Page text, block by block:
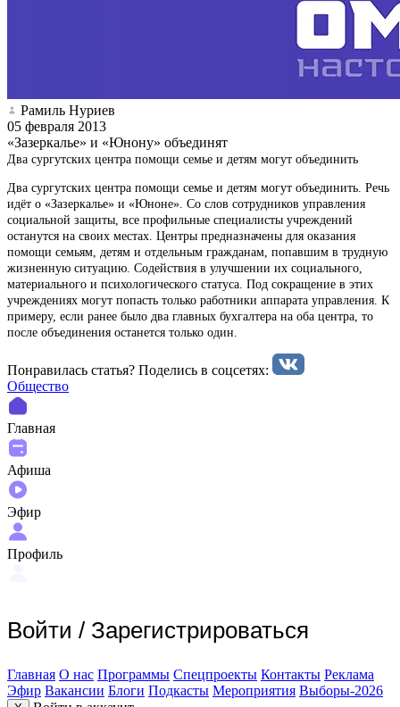
Рамиль Нуриев
05 февраля 2013
«Зазеркалье» и «Юнону» объединят
Два сургутских центра помощи семье и детям могут объединить
Два сургутских центра помощи семье и детям могут объединить. Речь
идёт о «Зазеркалье» и «Юноне». Со слов сотрудников управления
социальной защиты, все профильные специалисты учреждений
останутся на своих местах. Центры предназначены для оказания
помощи семьям, детям и отдельным гражданам, попавшим в трудную
жизненную ситуацию. Содействия в улучшении их социального,
материального и психологического статуса. Под сокращение в этих
учреждениях могут попасть только работники аппарата управления. К
примеру, если ранее было два главных бухгалтера на оба центра, то
после объединения останется только один.
Понравилась статья? Поделиcь в соцсетях:
Общество
Главная
Афиша
Эфир
Профиль
Войти / Зарегистрироваться
Главная О нас Программы Спецпроекты Контакты Реклама
Эфир Вакансии Блоги Подкасты Мероприятия Выборы-2026